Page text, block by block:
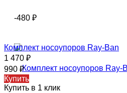
-480 ₽
Комплект носоупоров Ray-Ban
1 470 ₽
990 ₽
Купить
Купить в 1 клик